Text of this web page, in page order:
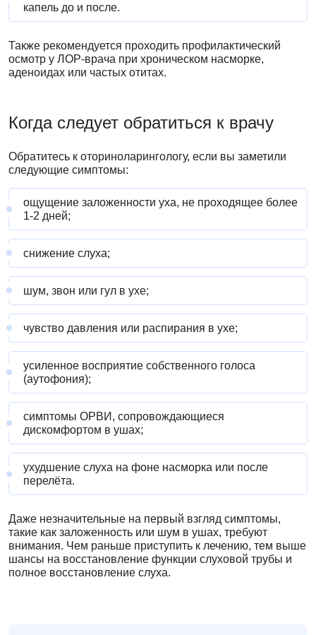
капель до и после.
Также рекомендуется проходить профилактический
осмотр у ЛОР-врача при хроническом насморке,
аденоидах или частых отитах.
Когда следует обратиться к врачу
Обратитесь к оториноларингологу, если вы заметили
следующие симптомы:
ощущение заложенности уха, не проходящее более
1-2 дней;
снижение слуха;
шум, звон или гул в ухе;
чувство давления или распирания в ухе;
усиленное восприятие собственного голоса
(аутофония);
симптомы ОРВИ, сопровождающиеся
дискомфортом в ушах;
ухудшение слуха на фоне насморка или после
перелёта.
Даже незначительные на первый взгляд симптомы,
такие как заложенность или шум в ушах, требуют
внимания. Чем раньше приступить к лечению, тем выше
шансы на восстановление функции слуховой трубы и
полное восстановление слуха.